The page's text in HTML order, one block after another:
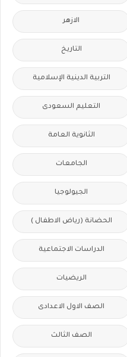
الازهر
التاريخ
التربية الدينية الإسلامية
التعليم السعودى
الثانوية العامة
الجامعات
الجيولوجيا
الحضانة (رياض الاطفال )
الدراسات الاجتماعية
الريضيات
الصف الاول الاعدادى
الصف الثالث